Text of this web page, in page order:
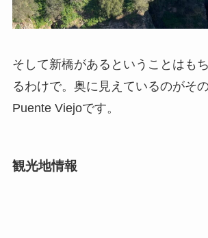
そして新橋があるということはも
るわけで。奥に見えているのがそ
Puente Viejoです。
観光地情報